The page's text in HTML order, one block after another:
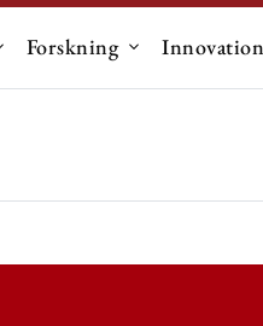
Undermenu til "Uddannelse"
Forskning Undermenu
Innovation